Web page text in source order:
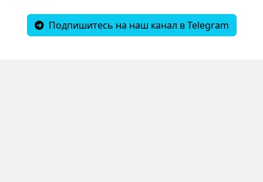
Подпишитесь на наш канал в Telegram